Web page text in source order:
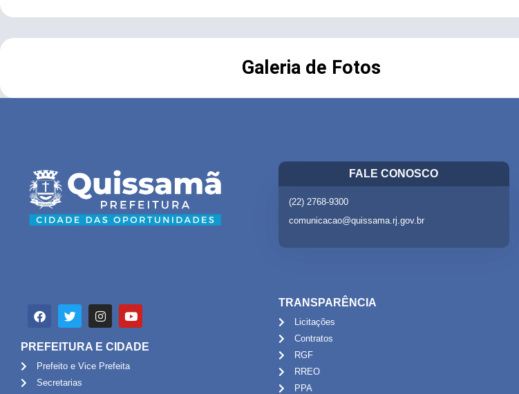
Galeria de Fotos
FALE CONOSCO
(22) 2768-9300
comunicacao@quissama.rj.gov.br
PREFEITURA E CIDADE
Prefeito e Vice Prefeita
Secretarias
TRANSPARÊNCIA
Licitações
Contratos
RGF
RREO
PPA